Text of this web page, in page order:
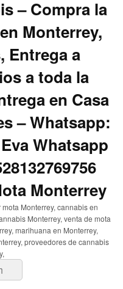
– Compra la
Monterrey,
Entrega a
a toda la
en Casa
– Whatsapp:
Whatsapp
Monterrey
Monterrey, cannabis en
Monterrey, venta de mota
marihuana en Monterrey,
proveedores de cannabis